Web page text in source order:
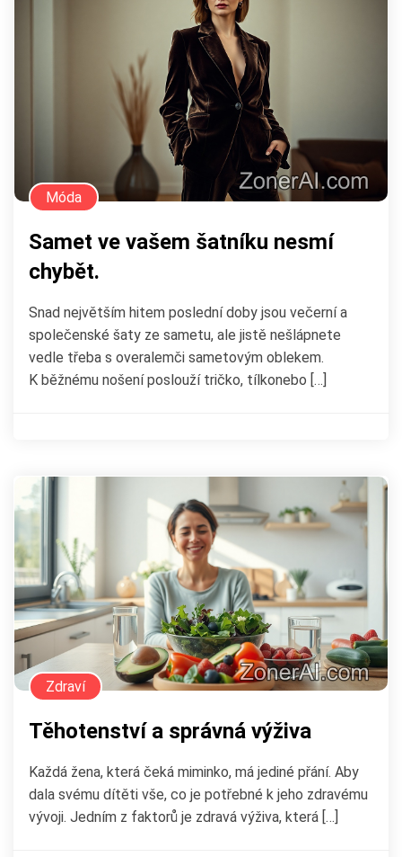
Móda
Samet ve vašem šatníku nesmí
chybět.
Snad největším hitem poslední doby jsou večerní a
společenské šaty ze sametu, ale jistě nešlápnete
vedle třeba s overalemči sametovým oblekem.
K běžnému nošení poslouží tričko, tílkonebo […]
Zdraví
Těhotenství a správná výživa
Každá žena, která čeká miminko, má jediné přání. Aby
dala svému dítěti vše, co je potřebné k jeho zdravému
vývoji. Jedním z faktorů je zdravá výživa, která […]